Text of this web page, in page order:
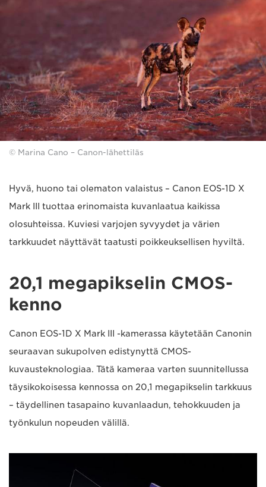
© Marina Cano – Canon-lähettiläs
Hyvä, huono tai olematon valaistus – Canon EOS-1D X
Mark III tuottaa erinomaista kuvanlaatua kaikissa
olosuhteissa. Kuviesi varjojen syvyydet ja värien
tarkkuudet näyttävät taatusti poikkeuksellisen hyviltä.
20,1 megapikselin CMOS-
kenno
Canon EOS-1D X Mark III -kamerassa käytetään Canonin
seuraavan sukupolven edistynyttä CMOS-
kuvausteknologiaa. Tätä kameraa varten suunnitellussa
täysikokoisessa kennossa on 20,1 megapikselin tarkkuus
– täydellinen tasapaino kuvanlaadun, tehokkuuden ja
työnkulun nopeuden välillä.